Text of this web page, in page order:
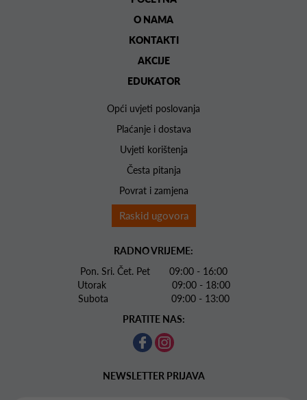
O NAMA
KONTAKTI
AKCIJE
EDUKATOR
Opći uvjeti poslovanja
Plaćanje i dostava
Uvjeti korištenja
Česta pitanja
Povrat i zamjena
Raskid ugovora
RADNO VRIJEME:
Pon. Sri. Čet. Pet 09:00 - 16:00
Utorak 09:00 - 18:00
Subota 09:00 - 13:00
PRATITE NAS:
NEWSLETTER PRIJAVA